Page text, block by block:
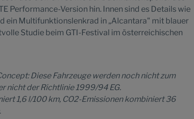
Performance-Version hin. Innen sind es Details wie
ein Multifunktionslenkrad in „Alcantara" mit blauer
Studie beim GTI-Festival im österreichischen
Diese Fahrzeuge werden noch nicht zum
nicht der Richtlinie 1999/94 EG.
1,6 l/100 km, CO2-Emissionen kombiniert 36
.